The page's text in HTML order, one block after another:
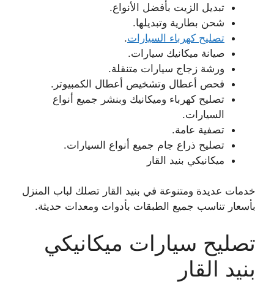
تبديل الزيت بأفضل الأنواع.
شحن بطارية وتبديلها.
تصليح كهرباء السيارات.
صيانة ميكانيك سيارات.
ورشة زجاج سيارات متنقلة.
فحص أعطال وتشخيص أعطال الكمبيوتر.
تصليح كهرباء وميكانيك وبنشر جميع أنواع
السيارات.
تصفية عامة.
تصليح ذراع جام جميع أنواع السيارات.
ميكانيكي بنيد القار
خدمات عديدة ومتنوعة في بنيد القار تصلك لباب المنزل
بأسعار تناسب جميع الطبقات بأدوات ومعدات حديثة.
تصليح سيارات ميكانيكي
بنيد القار